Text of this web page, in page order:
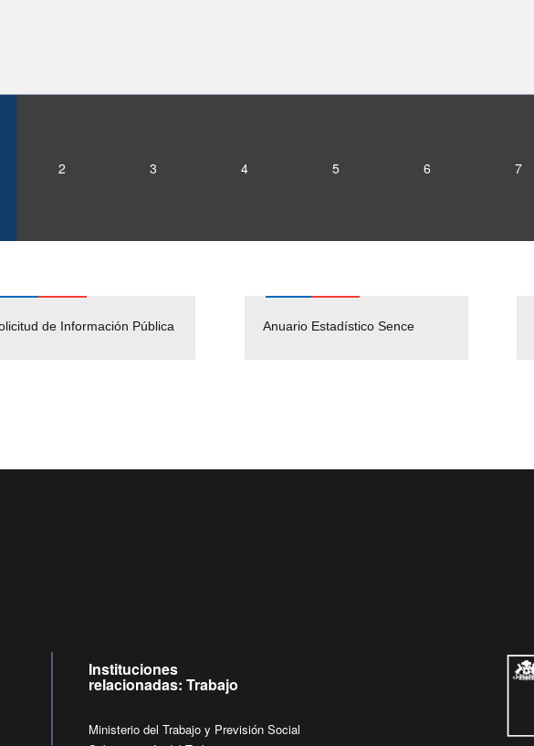
2 3 4 5 6 7
de Información Pública Anuario Estadístico Sence
Empleos Públicos
Solicitud Audiencias y
Instituciones
relacionadas: Trabajo
Ministerio del Trabajo y Previsión Social